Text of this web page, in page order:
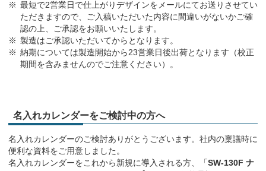
最短で2営業日で仕上がりデザインをメールにてお送りさせてい
ただきますので、ご入稿いただいた内容に間違いがないかご確
認の上、ご承認をお願いいたします。
製造はご承認いただいてからとなります。
納期については製造開始から23営業日後出荷となります（校正
期間を含みませんのでご注意ください）。
名入れカレンダーをご検討中の方へ
名入れカレンダーのご検討ありがとうございます。社内の稟議時に
便利な資料をご用意しました。
名入れカレンダーをこれから新規に導入される方、「SW-130F ナ